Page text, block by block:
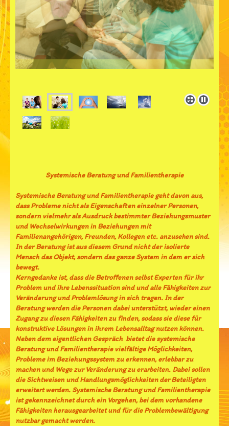
Systemische Beratung und Familientherapie
Systemische Beratung und Familientherapie geht davon aus,
dass Probleme nicht als Eigenschaften einzelner Personen,
sondern vielmehr als Ausdruck bestimmter Beziehungsmuster
und Wechselwirkungen in Beziehungen mit
Familienangehörigen, Freunden, Kollegen etc. anzusehen sind.
In der Beratung ist aus diesem Grund nicht der isolierte
Mensch das Objekt, sondern das ganze System in dem er sich
bewegt.
Kerngedanke ist, dass die Betroffenen selbst Experten für ihr
Problem und ihre Lebenssituation sind und alle Fähigkeiten zur
Veränderung und Problemlösung in sich tragen. In der
Beratung werden die Personen dabei unterstützt, wieder einen
Zugang zu diesen Fähigkeiten zu finden, sodass sie diese für
konstruktive Lösungen in ihrem Lebensalltag nutzen können.
Neben dem eigentlichen Gespräch bietet die systemische
Beratung und Familientherapie vielfältige Möglichkeiten,
Probleme im Beziehungssystem zu erkennen, erlebbar zu
machen und Wege zur Veränderung zu erarbeiten. Dabei sollen
die Sichtweisen und Handlungsmöglichkeiten der Beteiligten
erweitert werden. Systemische Beratung und Familientherapie
ist gekennzeichnet durch ein Vorgehen, bei dem vorhandene
Fähigkeiten herausgearbeitet und für die Problembewältigung
nutzbar gemacht werden.